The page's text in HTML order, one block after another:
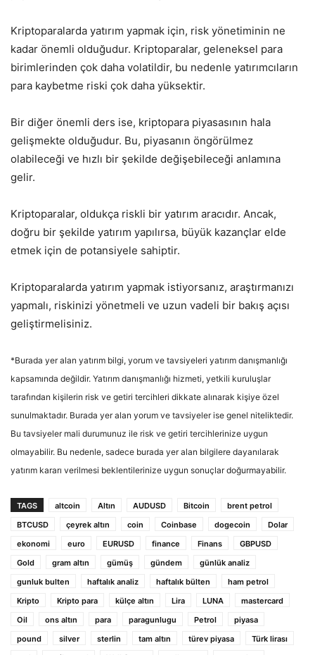
Kriptoparalarda yatırım yapmak için, risk yönetiminin ne
kadar önemli olduğudur. Kriptoparalar, geleneksel para
birimlerinden çok daha volatildir, bu nedenle yatırımcıların
para kaybetme riski çok daha yüksektir.
Bir diğer önemli ders ise, kriptopara piyasasının hala
gelişmekte olduğudur. Bu, piyasanın öngörülmez
olabileceği ve hızlı bir şekilde değişebileceği anlamına
gelir.
Kriptoparalar, oldukça riskli bir yatırım aracıdır. Ancak,
doğru bir şekilde yatırım yapılırsa, büyük kazançlar elde
etmek için de potansiyele sahiptir.
Kriptoparalarda yatırım yapmak istiyorsanız, araştırmanızı
yapmalı, riskinizi yönetmeli ve uzun vadeli bir bakış açısı
geliştirmelisiniz.
*Burada yer alan yatırım bilgi, yorum ve tavsiyeleri yatırım danışmanlığı
kapsamında değildir. Yatırım danışmanlığı hizmeti, yetkili kuruluşlar
tarafından kişilerin risk ve getiri tercihleri dikkate alınarak kişiye özel
sunulmaktadır. Burada yer alan yorum ve tavsiyeler ise genel niteliktedir.
Bu tavsiyeler mali durumunuz ile risk ve getiri tercihlerinize uygun
olmayabilir. Bu nedenle, sadece burada yer alan bilgilere dayanılarak
yatırım kararı verilmesi beklentilerinize uygun sonuçlar doğurmayabilir.
TAGS altcoin Altın AUDUSD Bitcoin
brent petrol
BTCUSD
çeyrek altın coin Coinbase dogecoin
Dolar
ekonomi
euro EURUSD finance Finans
GBPUSD
Gold
gram altın gümüş gündem
günlük analiz
gunluk bulten
haftalık analiz haftalık bülten
ham petrol
Kripto
Kripto para külçe altın Lira LUNA
mastercard
Oil
ons altın para paragunlugu Petrol
piyasa
pound
silver sterlin tam altın türev piyasa
Türk lirası